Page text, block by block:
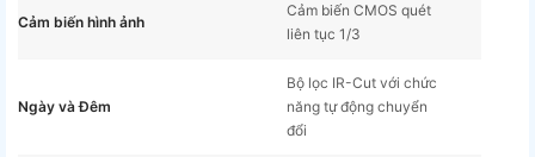
Cảm biến hình ảnh
Cảm biến CMOS quét
liên tục 1/3
Ngày và Đêm
Bộ lọc IR-Cut với chức
năng tự động chuyển
đổi